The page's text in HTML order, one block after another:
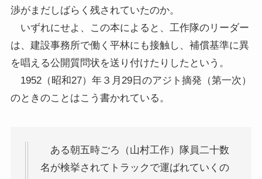
渉がまだしばらく残されていたのか。
いずれにせよ、この本によると、工作隊のリーダー
は、建設事務所で働く平林にも接触し、補償基準に異
を唱える公開質問状を送り付けたりしたという。
1952（昭和27）年３月29日のアジト摘発（第一次）
のときのことはこう書かれている。
ある朝五時ごろ（山村工作）隊員二十数
名が検挙されてトラックで運ばれていくの